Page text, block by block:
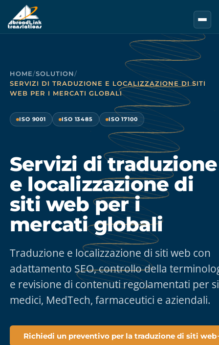
Vai al contenuto principale
HOME/SOLUTION/
SERVIZI DI TRADUZIONE E LOCALIZZAZIONE DI SITI
WEB PER I MERCATI GLOBALI
ISO 9001 ISO 13485 ISO 17100
Servizi di traduzione
e localizzazione di
siti web per i
mercati globali
Traduzione e localizzazione di siti web con
adattamento SEO, controllo della
e revisione di contenuti regolamentati per
medici, MedTech, farmaceutici e aziendali.
Richiedi un preventivo per la traduzione di siti web